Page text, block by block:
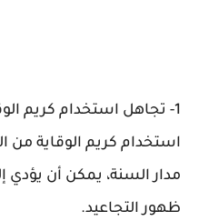
1- تجاهل استخدام كريم
استخدام كريم الوقاية
مدار السنة، يمكن أن يؤدي
ظهور التجاعيد.